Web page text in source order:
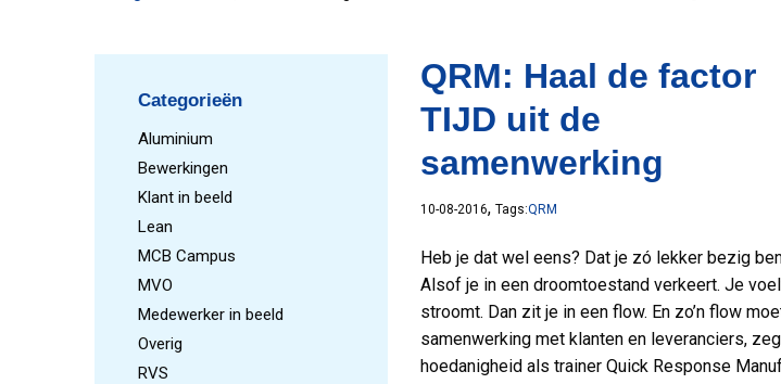
Categorieën
Aluminium
Bewerkingen
Klant in beeld
Lean
MCB Campus
MVO
Medewerker in beeld
Overig
RVS
QRM: Haal de factor
TIJD uit de
samenwerking
10-08-2016, Tags:QRM
Heb je dat wel eens? Dat je zó lekker bezig
Alsof je in een droomtoestand verkeert. Je
stroomt. Dan zit je in een flow. En zo’n flow
samenwerking met klanten en leveranciers,
hoedanigheid als trainer Quick Response